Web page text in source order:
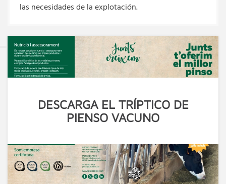
las necesidades de la explotación.
DESCARGA EL TRÍPTICO DE
PIENSO VACUNO